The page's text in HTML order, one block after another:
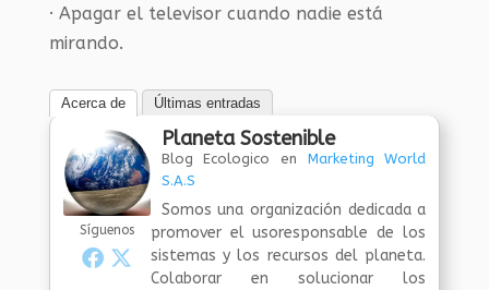
· Apagar el televisor cuando nadie está
mirando.
Acerca de Últimas entradas
Síguenos
Planeta Sostenible
Blog Ecologico en Marketing World
S.A.S
Somos una organización dedicada a
promover el usoresponsable de los
sistemas y los recursos del planeta.
Colaborar en solucionar los